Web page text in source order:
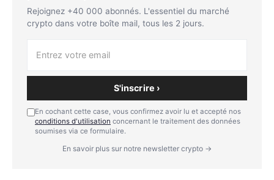
Rejoignez +40 000 abonnés. L'essentiel du marché
crypto dans votre boîte mail, tous les 2 jours.
S'inscrire ›
En cochant cette case, vous confirmez avoir lu et accepté nos
conditions d'utilisation concernant le traitement des données
soumises via ce formulaire.
En savoir plus sur notre newsletter crypto →